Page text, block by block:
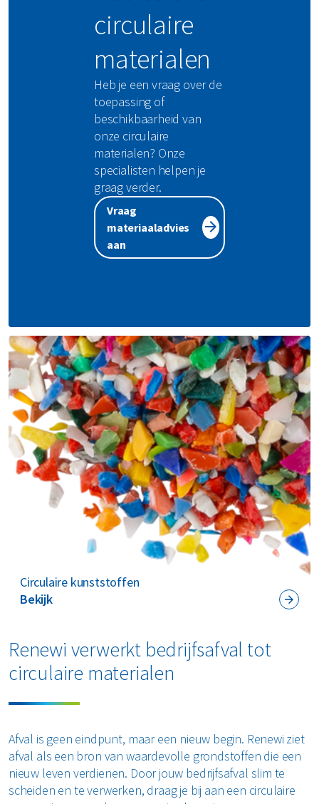
circulaire
materialen
Heb je een vraag over de
toepassing of
beschikbaarheid van
onze circulaire
materialen? Onze
specialisten helpen je
graag verder.
Vraag
materiaaladvies
aan
Circulaire kunststoffen
Bekijk
Renewi verwerkt bedrijfsafval tot
circulaire materialen
Afval is geen eindpunt, maar een nieuw begin. Renewi ziet
afval als een bron van waardevolle grondstoffen die een
nieuw leven verdienen. Door jouw bedrijfsafval slim te
scheiden en te verwerken, draag je bij aan een circulaire